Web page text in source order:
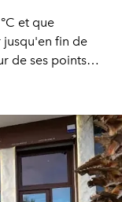
et que
jusqu'en fin de
de ses points
Resort ouvre
de sa piscine
Day Pass